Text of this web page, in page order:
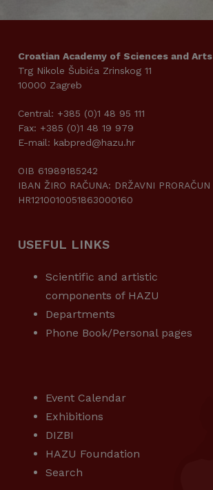
Croatian Academy of Sciences and Arts
Trg Nikole Šubića Zrinskog 11
10000 Zagreb
Central: +385 (0)1 48 95 111
Fax: +385 (0)1 48 19 979
E-mail: kabpred@hazu.hr
OIB 61989185242
IBAN ŽIRO RAČUNA: DRŽAVNI PRORAČUN
HR1210010051863000160
USEFUL LINKS
Scientific and artistic
components of HAZU
Departments
Phone Book/Personal pages
Event Calendar
Exhibitions
DIZBI
HAZU Foundation
Search